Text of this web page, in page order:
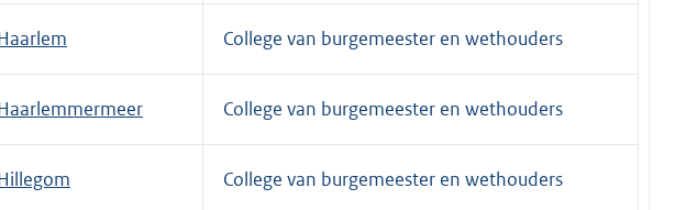
College van burgemeester en wethouders
College van burgemeester en wethouders
College van burgemeester en wethouders